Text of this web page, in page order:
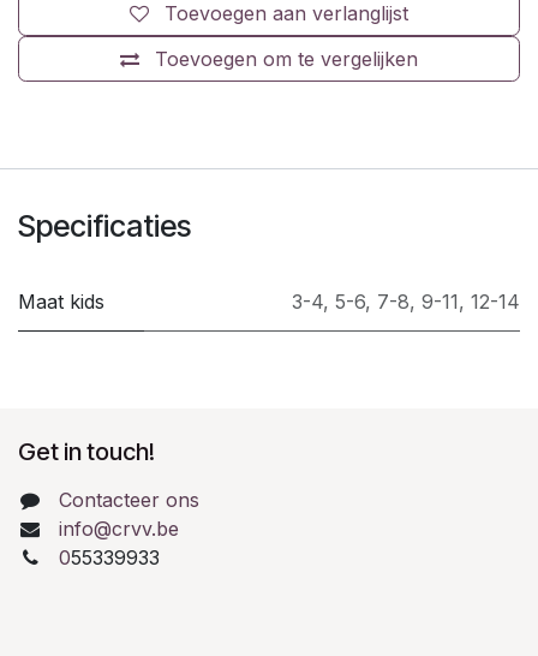
Toevoegen om te vergelijken
Toevoegen aan verlanglijst
Specificaties
Maat kids 3-4, 5-6, 7-8, 9-11, 12-14
Get in touch!
Contacteer ons
info@crvv.be
055339933